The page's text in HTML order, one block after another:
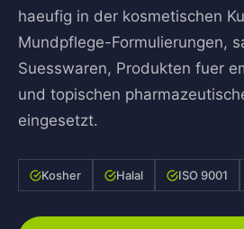
haeufig in der kosmetischen
Mundpflege-Formulierungen,
Suesswaren, Produkten fuer
und topischen
eingesetzt.
Kosher Halal ISO 9001